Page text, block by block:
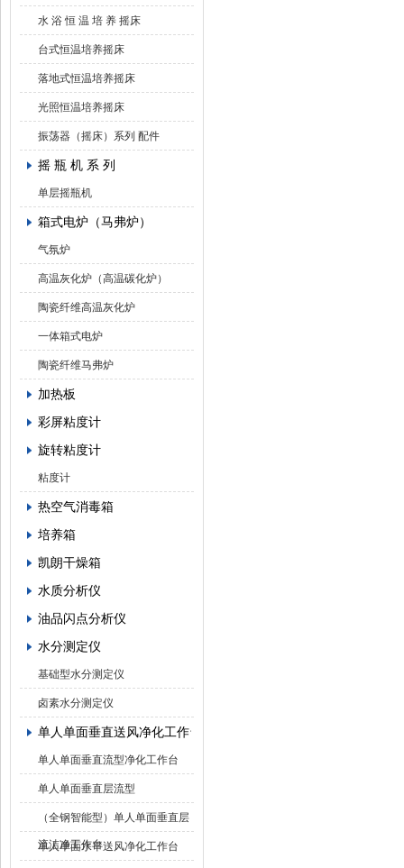
水 浴 恒 温 培 养 摇床
台式恒温培养摇床
落地式恒温培养摇床
光照恒温培养摇床
振荡器（摇床）系列 配件
摇 瓶 机 系 列
单层摇瓶机
箱式电炉（马弗炉）
气氛炉
高温灰化炉（高温碳化炉）
陶瓷纤维高温灰化炉
一体箱式电炉
陶瓷纤维马弗炉
加热板
彩屏粘度计
旋转粘度计
粘度计
热空气消毒箱
培养箱
凯朗干燥箱
水质分析仪
油品闪点分析仪
水分测定仪
基础型水分测定仪
卤素水分测定仪
单人单面垂直送风净化工作台
单人单面垂直流型净化工作台
单人单面垂直层流型
（全钢智能型）单人单面垂直层
流洁净工作台
单人单面水平送风净化工作台